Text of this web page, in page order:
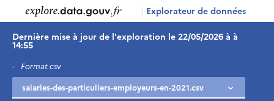
| Explorateur de données
Dernière mise à jour de l'exploration le 22/05/2026 à à
14:55
- Format csv